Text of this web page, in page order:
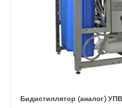
Бидистиллятор (аналог)